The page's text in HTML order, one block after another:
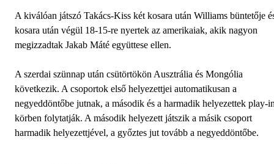
A kiválóan játszó Takács-Kiss két kosara után Williams büntetője
kosara után végül 18-15-re nyertek az amerikaiak, akik nagyon
megizzadtak Jakab Máté együttese ellen.
A szerdai szünnap után csütörtökön Ausztrália és Mongólia
következik. A csoportok első helyezettjei automatikusan a
negyeddöntőbe jutnak, a második és a harmadik helyezettek play-
körben folytatják. A második helyezett játszik a másik csoport
harmadik helyezettjével, a győztes jut tovább a negyeddöntőbe.